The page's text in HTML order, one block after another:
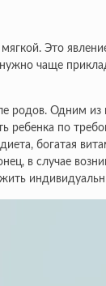
Это
чаще
родов. Одним
по
богатая
в случае